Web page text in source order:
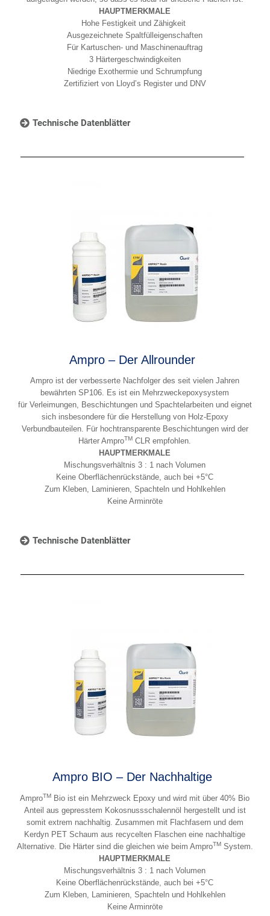
HAUPTMERKMALE
Hohe Festigkeit und Zähigkeit
Ausgezeichnete Spaltfülleigenschaften
Für Kartuschen- und Maschinenauftrag
3 Härtergeschwindigkeiten
Niedrige Exothermie und Schrumpfung
Zertifiziert von Lloyd’s Register und DNV
Technische Datenblätter
Ampro – Der Allrounder
Ampro ist der verbesserte Nachfolger des seit vielen Jahren
bewährten SP106. Es ist ein Mehrzweckepoxysystem
für Verleimungen, Beschichtungen und Spachtelarbeiten und eignet
sich insbesondere für die Herstellung von Holz-Epoxy
Verbundbauteilen. Für hochtransparente Beschichtungen wird der
Härter AmproTM CLR empfohlen.
HAUPTMERKMALE
Mischungsverhältnis 3 : 1 nach Volumen
Keine Oberflächenrückstände, auch bei +5°C
Zum Kleben, Laminieren, Spachteln und Hohlkehlen
Keine Arminröte
Technische Datenblätter
Ampro BIO – Der Nachhaltige
AmproTM Bio ist ein Mehrzweck Epoxy und wird mit über 40% Bio
Anteil aus gepresstem Kokosnussschalennöl hergestellt und ist
somit extrem nachhaltig. Zusammen mit Flachfasern und dem
Kerdyn PET Schaum aus recycelten Flaschen eine nachhaltige
Alternative. Die Härter sind die gleichen wie beim AmproTMSystem.
HAUPTMERKMALE
Mischungsverhältnis 3 : 1 nach Volumen
Keine Oberflächenrückstände, auch bei +5°C
Zum Kleben, Laminieren, Spachteln und Hohlkehlen
Keine Arminröte